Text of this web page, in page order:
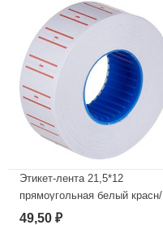
Этикет-лента 21,5*12
прямоугольная белый красн/
полоса 800этикеток арт.30-
49,50 ₽